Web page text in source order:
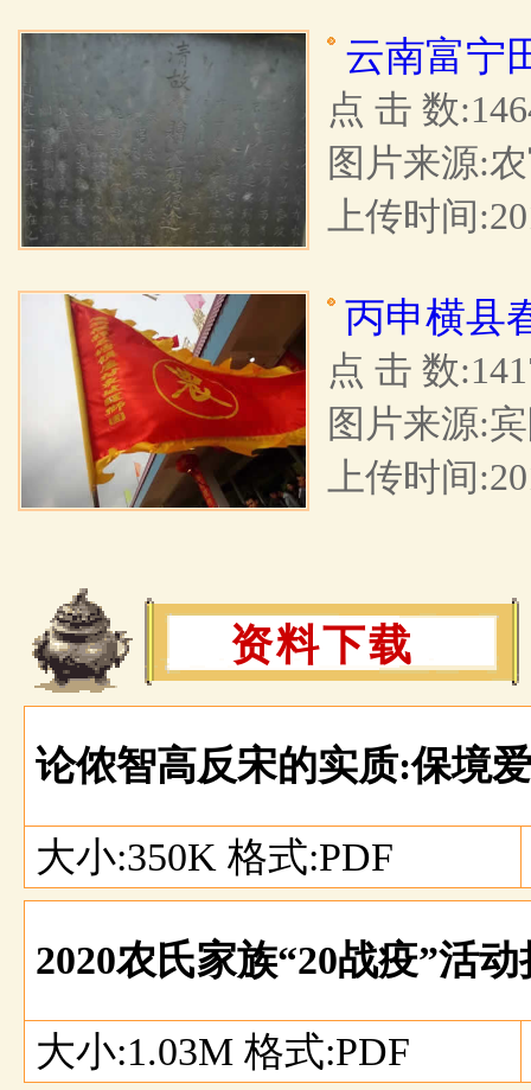
云南富宁
点 击 数
图片来源:
上传时间
丙申横县
点 击 数
图片来源:
上传时间
资料下载
论侬智高反宋的实质:保境
大小:350K 格式:PDF
2020农氏家族“20战疫”活
大小:1.03M 格式:PDF